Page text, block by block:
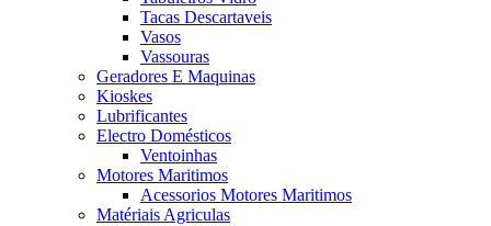
Tacas Descartaveis
Vasos
Vassouras
Geradores E Maquinas
Kioskes
Lubrificantes
Electro Domésticos
Ventoinhas
Motores Maritimos
Acessorios Motores Maritimos
Matériais Agriculas